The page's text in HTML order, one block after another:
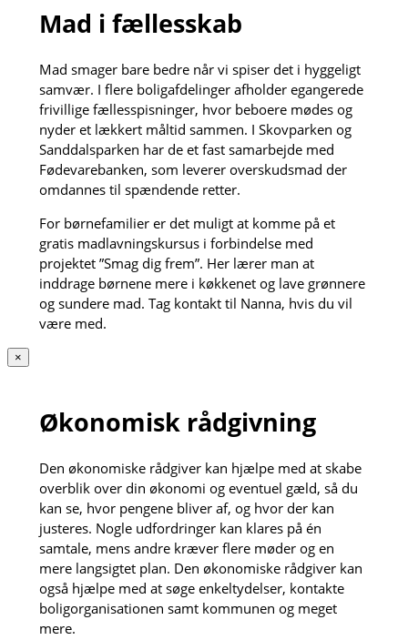
Mad i fællesskab
Mad smager bare bedre når vi spiser det i hyggeligt
samvær. I flere boligafdelinger afholder egangerede
frivillige fællesspisninger, hvor beboere mødes og
nyder et lækkert måltid sammen. I Skovparken og
Sanddalsparken har de et fast samarbejde med
Fødevarebanken, som leverer overskudsmad der
omdannes til spændende retter.
For børnefamilier er det muligt at komme på et
gratis madlavningskursus i forbindelse med
projektet ”Smag dig frem”. Her lærer man at
inddrage børnene mere i køkkenet og lave grønnere
og sundere mad. Tag kontakt til Nanna, hvis du vil
være med.
×
Økonomisk rådgivning
Den økonomiske rådgiver kan hjælpe med at skabe
overblik over din økonomi og eventuel gæld, så du
kan se, hvor pengene bliver af, og hvor der kan
justeres. Nogle udfordringer kan klares på én
samtale, mens andre kræver flere møder og en
mere langsigtet plan. Den økonomiske rådgiver kan
også hjælpe med at søge enkeltydelser, kontakte
boligorganisationen samt kommunen og meget
mere.